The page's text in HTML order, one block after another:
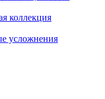
коллекция
усложнения